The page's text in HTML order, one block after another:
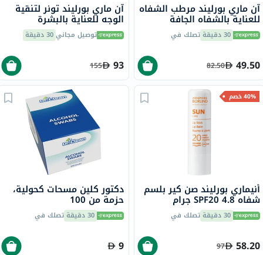
آن ماري بورليند مرطب الشفاه
للعناية بالشفاه الجافة
والمتشققة 4.8 جرام
30 دقيقة تصلك في
49.50
82.50
آن ماري بورليند تونر لتنقية
الوجه للعناية بالبشرة
المعرضة للبقع وحب الشباب
150 مل توصيل مجاني30 دقيقة
93
155
40% خصم
أنيماري بورليند صن كير بلسم
شفاه SPF20 4.8 جرام
30 دقيقة تصلك في
58.20
97
دكتور كلين مسحات كحولية،
حزمة من 100
30 دقيقة تصلك في
9